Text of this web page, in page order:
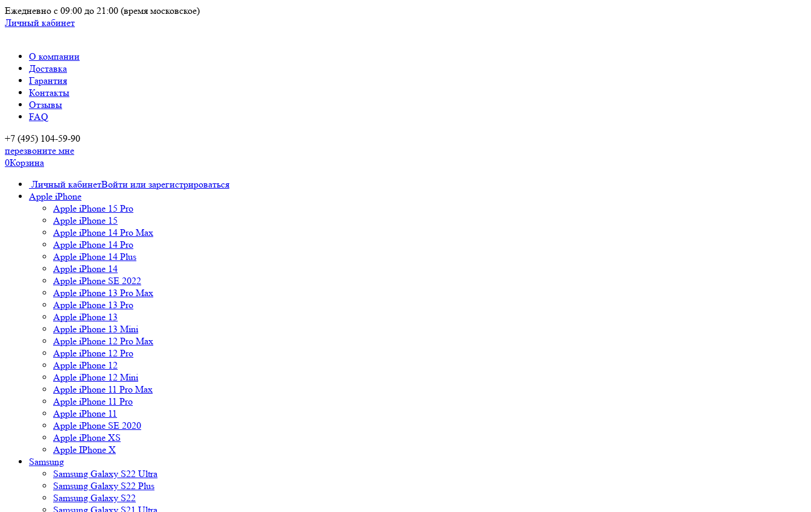
Ежедневно с 09:00 до 21:00 (время московское)
Личный кабинет
О компании
Доставка
Гарантия
Контакты
Отзывы
FAQ
+7 (495) 104-59-90
перезвоните мне
0Корзина
Личный кабинетВойти или зарегистрироваться
Apple iPhone
Apple iPhone 15 Pro
Apple iPhone 15
Apple iPhone 14 Pro Max
Apple iPhone 14 Pro
Apple iPhone 14 Plus
Apple iPhone 14
Apple iPhone SE 2022
Apple iPhone 13 Pro Max
Apple iPhone 13 Pro
Apple iPhone 13
Apple iPhone 13 Mini
Apple iPhone 12 Pro Max
Apple iPhone 12 Pro
Apple iPhone 12
Apple iPhone 12 Mini
Apple iPhone 11 Pro Max
Apple iPhone 11 Pro
Apple iPhone 11
Apple iPhone SE 2020
Apple iPhone XS
Apple IPhone X
Samsung
Samsung Galaxy S22 Ultra
Samsung Galaxy S22 Plus
Samsung Galaxy S22